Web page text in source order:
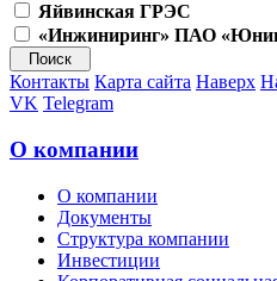
Яйвинская ГРЭС
«Инжиниринг» ПАО
Контакты Карта сайта Наверх
VK Telegram
О компании
О компании
Документы
Структура компании
Инвестиции